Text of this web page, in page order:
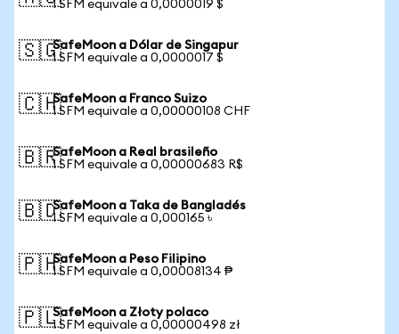
1 SFM equivale a 0,0000019 $
🇸🇬SafeMoon a Dólar de Singapur
1 SFM equivale a 0,0000017 $
🇨🇭SafeMoon a Franco Suizo
1 SFM equivale a 0,00000108 CHF
🇧🇷SafeMoon a Real brasileño
1 SFM equivale a 0,00000683 R$
🇧🇩SafeMoon a Taka de Bangladés
1 SFM equivale a 0,000165 ৳
🇵🇭SafeMoon a Peso Filipino
1 SFM equivale a 0,00008134 ₱
🇵🇱SafeMoon a Złoty polaco
1 SFM equivale a 0,00000498 zł